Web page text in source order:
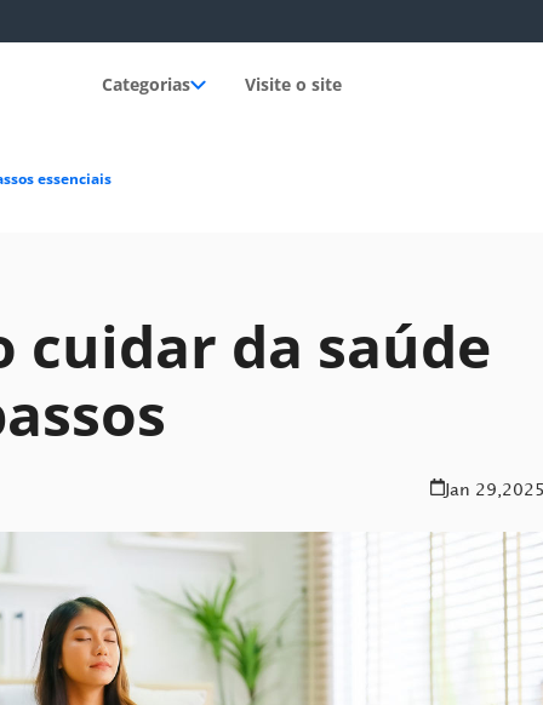
Categorias Visite o site
essenciais
cuidar da saúde
Jan 29,2025